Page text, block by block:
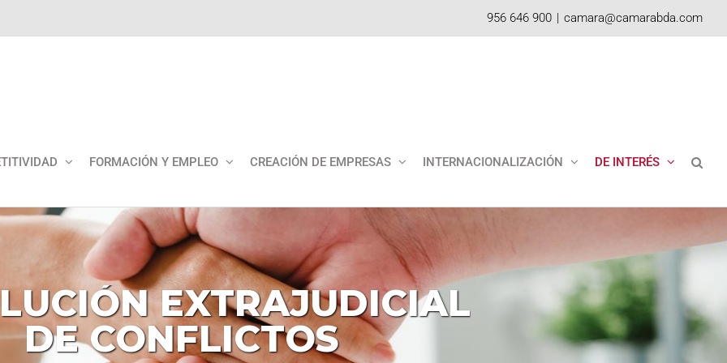
956 646 900 | camara@camarabda.com
FORMACIÓN Y EMPLEO CREACIÓN DE EMPRESAS INTERNACIONALIZACIÓN DE INTERÉS
EXTRAJUDICIAL
DE CONFLICTOS